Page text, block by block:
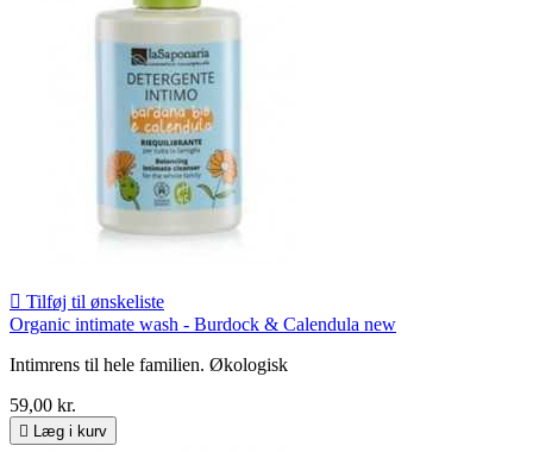
 Tilføj til ønskeliste
Organic intimate wash - Burdock & Calendula new
Intimrens til hele familien. Økologisk
59,00 kr.
 Læg i kurv